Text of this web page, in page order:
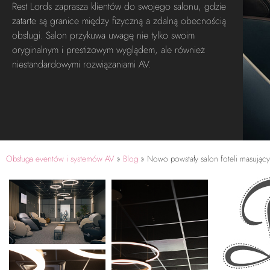
Rest Lords zaprasza klientów do swojego salonu, gdzie
zatarte są granice między fizyczną a zdalną obecnością
obsługi. Salon przykuwa uwagę nie tylko swoim
oryginalnym i prestiżowym wyglądem, ale również
niestandardowymi rozwiązaniami AV.
Obsługa eventów i systemów AV » Blog » Nowo powstały salon foteli